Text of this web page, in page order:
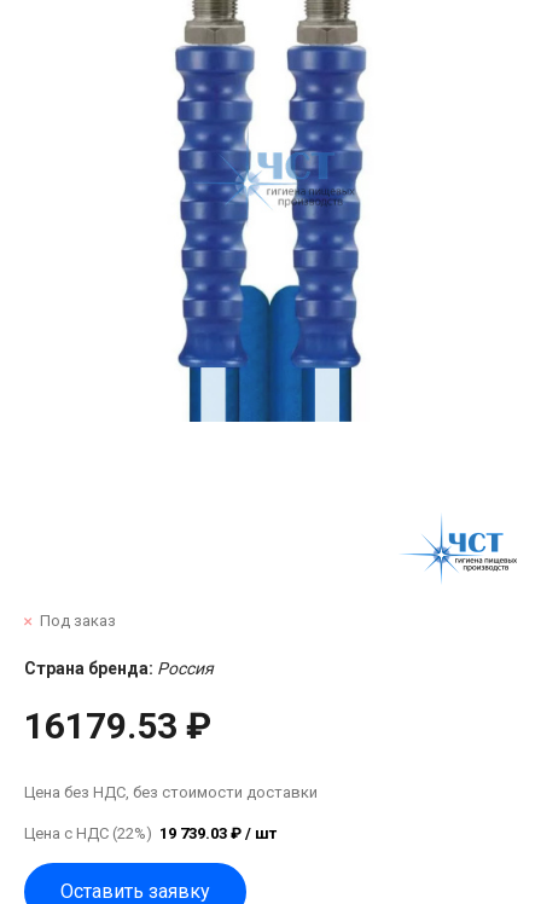
Под заказ
Страна бренда: Россия
16179.53 ₽
Цена без НДС, без стоимости доставки
Цена с НДС (22%) 19 739.03 ₽ / шт
Оставить заявку